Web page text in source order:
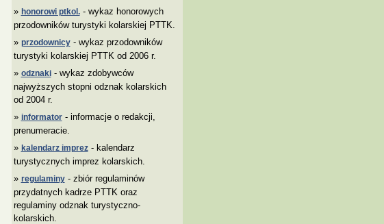
» honorowi ptkol.- wykaz honorowych
przodowników turystyki kolarskiej PTTK.
» przodownicy- wykaz przodowników
turystyki kolarskiej PTTK od 2006 r.
» odznaki- wykaz zdobywców
najwyższych stopni odznak kolarskich
od 2004 r.
» informator- informacje o redakcji,
prenumeracie.
» kalendarz imprez- kalendarz
turystycznych imprez kolarskich.
» regulaminy- zbiór regulaminów
przydatnych kadrze PTTK oraz
regulaminy odznak turystyczno-
kolarskich.